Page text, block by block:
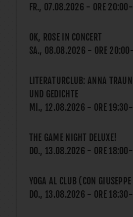
FR., 07.08.2026 - ORE 20:00-
OK, ROSE IN CONCERT
SA., 08.08.2026 - ORE 20:00
LITERATURCLUB: ANNA
UND GEDICHTE
MI., 12.08.2026 - ORE 19:30-
THE GAME NIGHT DELUXE!
DO., 13.08.2026 - ORE 18:00-
YOGA AL CLUB (CON
DO., 13.08.2026 - ORE 18:30-